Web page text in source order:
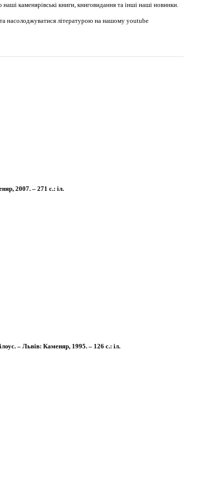
каменярівські книги, книговидання та інші наші новинки.
насолоджуватися літературою на нашому youtube
2007. – 271 с.: іл.
– Львів: Каменяр, 1995. – 126 с.: іл.